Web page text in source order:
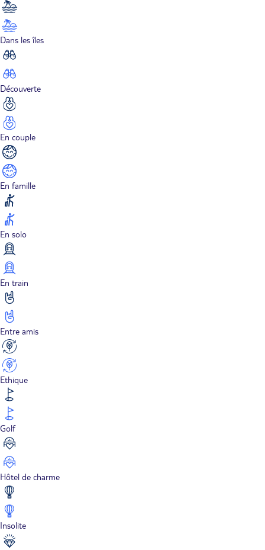
Dans les îles
Découverte
En couple
En famille
En solo
En train
Entre amis
Ethique
Golf
Hôtel de charme
Insolite